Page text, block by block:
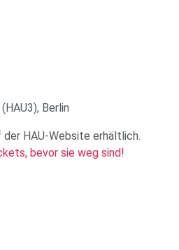
Berlin
HAU-Website erhältlich.
bevor sie weg sind!